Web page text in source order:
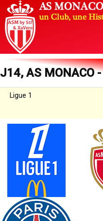
J14, AS MONACO
Ligue 1